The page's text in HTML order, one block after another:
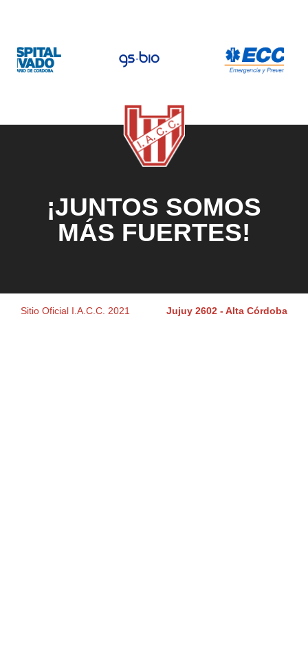
¡JUNTOS SOMOS
MÁS FUERTES!
Sitio Oficial I.A.C.C. 2021 Jujuy 2602 - Alta Córdoba